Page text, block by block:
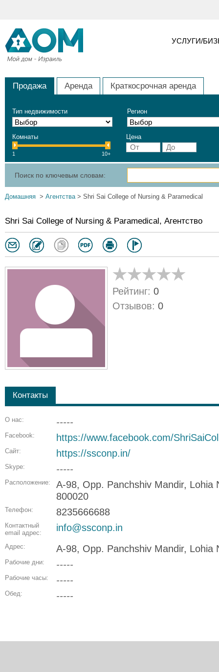
УСЛУГИ/
Продажа Аренда Краткосрочная аренда
Тип недвижимости Регион
Комнаты
1 10+
Цена
Поиск по ключевым словам:
Домашняя > Агентства> Shri Sai College of Nursing & Paramedical
Shri Sai College of Nursing & Paramedical, Агентство
Рейтинг: 0
Отзывов: 0
Контакты
О нас: -----
Facebook: https://www.facebook.com/
Сайт: https://ssconp.in/
Skype: -----
Расположение:
A-98, Opp. Panchshiv Mandir, Lohia
800020
Телефон: 8235666688
Контактный
email адрес:
info@ssconp.in
Адрес: A-98, Opp. Panchshiv Mandir, Lohia
Рабочие дни: -----
Рабочие часы: -----
Обед: -----